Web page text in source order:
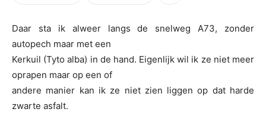
Daar sta ik alweer langs de snelweg A73, zonder
autopech maar met een
Kerkuil (Tyto alba) in de hand. Eigenlijk wil ik ze niet meer
oprapen maar op een of
andere manier kan ik ze niet zien liggen op dat harde
zwarte asfalt.